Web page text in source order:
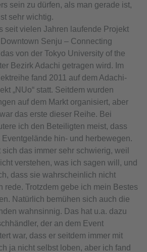
sein zu dürfen, als man gerade ist,
sehr wichtig.
seit vielen Jahren laufende Projekt
Senju – Connecting
von der Tokyo University of the
Bezirk Adachi getragen wird. Im
fand 2011 auf dem Adachi-
„NUo“ statt. Seitdem wurden
auf dem Markt organisiert, aber
das erste dieser Reihe. Bei
ich den Beteiligten meist, dass
hin- und herbewegen.
das immer sehr schwierig, weil
verstehen, was ich sagen will, und
dass sie wahrscheinlich nicht
rede. Trotzdem gebe ich mein Bestes
Natürlich bemühen sich auch die
wahnsinnig. Das hat u.a. dazu
der an dem Event
war, dass er seitdem immer mit
ja nicht selbst loben, aber ich fand